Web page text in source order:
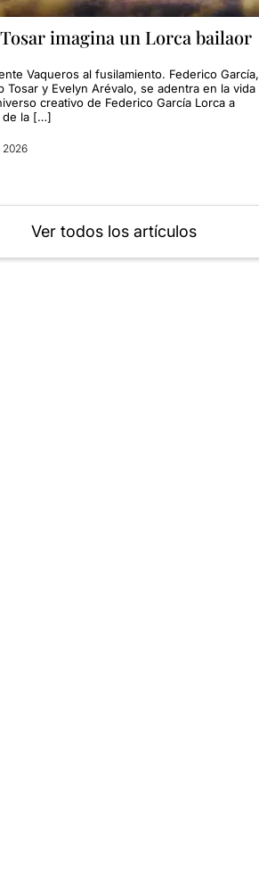
imagina un Lorca bailaor
Vaqueros al fusilamiento. Federico García,
Tosar y Evelyn Arévalo, se adentra en la vida
creativo de Federico García Lorca a
de la […]
2026
Ver todos los artículos